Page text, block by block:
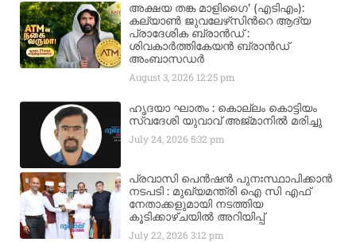
അക്ഷയ തങ്ക മാളിഗൈ’ (എടിഎം):
കല്യാണ്‍ ജുവലേഴ്‌സിന്‍റെ ആദ്യ
പ്രാദേശിക ബ്രാന്‍ഡ് :
ശിവകാര്‍ത്തികേയന്‍ ബ്രാന്‍ഡ്
അംബാസഡര്‍
August 3, 2026 12:25 pm
ഹൃദയാ ഘാതം : കൊല്ലം കൊട്ടിയം
സ്വദേശി യുവാവ് അജ്മാനിൽ മരിച്ചു
July 24, 20265:32 pm
പ്രവാസി പെൻഷൻ പുനഃസ്ഥാപിക്കാൻ
നടപടി : മുഖ്യമന്ത്രി ഐ സി എഫ്
നേതാക്കളുമായി നടത്തിയ
കൂടിക്കാഴ്ചയിൽ അറിയിപ്പ്
July 22, 20263:12 pm